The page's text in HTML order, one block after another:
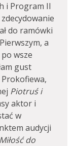
i Program II
do ramówki
a
wsze
gust
Piotruś i
aktor i
w
audycji
Miłość do